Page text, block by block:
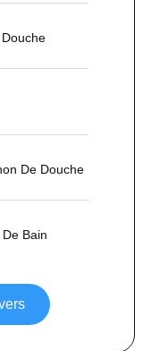
De Douche
Bain